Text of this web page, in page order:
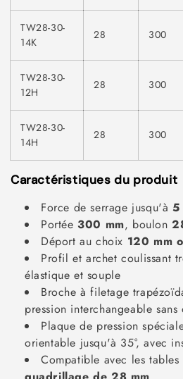
TW28-30-
14K
28 300
TW28-30-
12H
28 300
TW28-30-
14H
28 300
Caractéristiques du produit
Force de serrage jusqu'à 5
Portée 300 mm, boulon
Déport au choix 120 mm
Profil et archet coulissant
élastique et souple
Broche à filetage
pression interchangeable sans
Plaque de pression
orientable jusqu'à 35°, avec
Compatible avec les